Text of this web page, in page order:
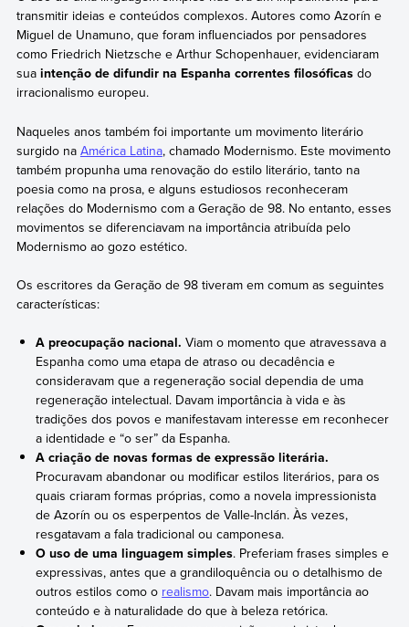
transmitir ideias e conteúdos complexos. Autores como Azorín e
Miguel de Unamuno, que foram influenciados por pensadores
como Friedrich Nietzsche e Arthur Schopenhauer, evidenciaram
sua intenção de difundir na Espanha correntes filosóficasdo
irracionalismo europeu.
Naqueles anos também foi importante um movimento literário
surgido na América Latina, chamado Modernismo. Este movimento
também propunha uma renovação do estilo literário, tanto na
poesia como na prosa, e alguns estudiosos reconheceram
relações do Modernismo com a Geração de 98. No entanto, esses
movimentos se diferenciavam na importância atribuída pelo
Modernismo ao gozo estético.
Os escritores da Geração de 98 tiveram em comum as seguintes
características:
A preocupação nacional.Viam o momento que atravessava a
Espanha como uma etapa de atraso ou decadência e
consideravam que a regeneração social dependia de uma
regeneração intelectual. Davam importância à vida e às
tradições dos povos e manifestavam interesse em reconhecer
a identidade e “o ser” da Espanha.
A criação de novas formas de expressão literária.
Procuravam abandonar ou modificar estilos literários, para os
quais criaram formas próprias, como a novela impressionista
de Azorín ou os esperpentos de Valle-Inclán. Às vezes,
resgatavam a fala tradicional ou camponesa.
O uso de uma linguagem simples. Preferiam frases simples e
expressivas, antes que a grandiloquência ou o detalhismo de
outros estilos como o realismo. Davam mais importância ao
conteúdo e à naturalidade do que à beleza retórica.